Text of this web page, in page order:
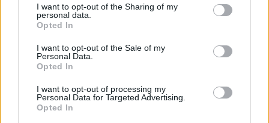
not limited to your visit or usage behaviour. You may click to
grant or deny consent to Google and its third-party tags to
use your data for below specified purposes in below Google
consent section.
I want to opt-out of the Sharing of my
personal data.
Opted In
I want to opt-out of the Sale of my
Personal Data.
Opted In
I want to opt-out of processing my
Personal Data for Targeted Advertising.
Opted In